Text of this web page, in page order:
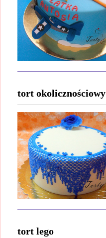
tort okolicznościowy
tort lego